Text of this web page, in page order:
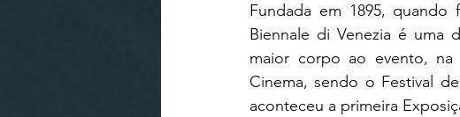
Fundada em 1895,
Biennale di Venezia é uma
maior corpo ao evento, na
Cinema, sendo o Festival
aconteceu a primeira